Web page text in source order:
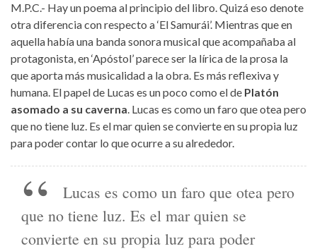
M.P.C.- Hay un poema al principio del libro. Quizá eso denote
otra diferencia con respecto a ‘El Samurái’. Mientras que en
aquella había una banda sonora musical que acompañaba al
protagonista, en ‘Apóstol’ parece ser la lírica de la prosa la
que aporta más musicalidad a la obra. Es más reflexiva y
humana. El papel de Lucas es un poco como el de Platón
asomado a su caverna . Lucas es como un faro que otea pero
que no tiene luz. Es el mar quien se convierte en su propia luz
para poder contar lo que ocurre a su alrededor.
Lucas es como un faro que otea pero
que no tiene luz. Es el mar quien se
convierte en su propia luz para poder